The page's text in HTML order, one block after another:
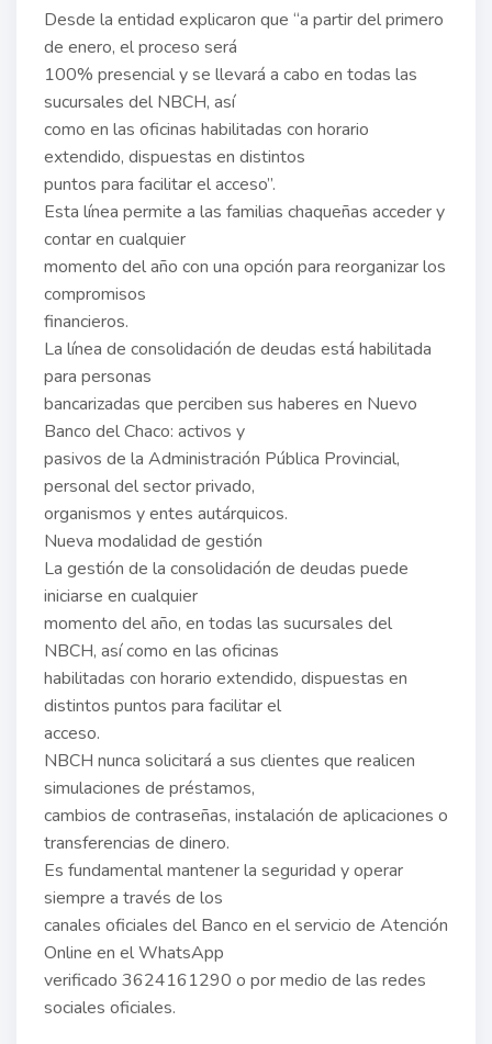
Desde la entidad explicaron que “a partir del primero
de enero, el proceso será
100% presencial y se llevará a cabo en todas las
sucursales del NBCH, así
como en las oficinas habilitadas con horario
extendido, dispuestas en distintos
puntos para facilitar el acceso”.
Esta línea permite a las familias chaqueñas acceder y
contar en cualquier
momento del año con una opción para reorganizar los
compromisos
financieros.
La línea de consolidación de deudas está habilitada
para personas
bancarizadas que perciben sus haberes en Nuevo
Banco del Chaco: activos y
pasivos de la Administración Pública Provincial,
personal del sector privado,
organismos y entes autárquicos.
Nueva modalidad de gestión
La gestión de la consolidación de deudas puede
iniciarse en cualquier
momento del año, en todas las sucursales del
NBCH, así como en las oficinas
habilitadas con horario extendido, dispuestas en
distintos puntos para facilitar el
acceso.
NBCH nunca solicitará a sus clientes que realicen
simulaciones de préstamos,
cambios de contraseñas, instalación de aplicaciones o
transferencias de dinero.
Es fundamental mantener la seguridad y operar
siempre a través de los
canales oficiales del Banco en el servicio de Atención
Online en el WhatsApp
verificado 3624161290 o por medio de las redes
sociales oficiales.